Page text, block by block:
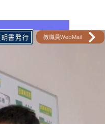
書発行 教職員WebMail